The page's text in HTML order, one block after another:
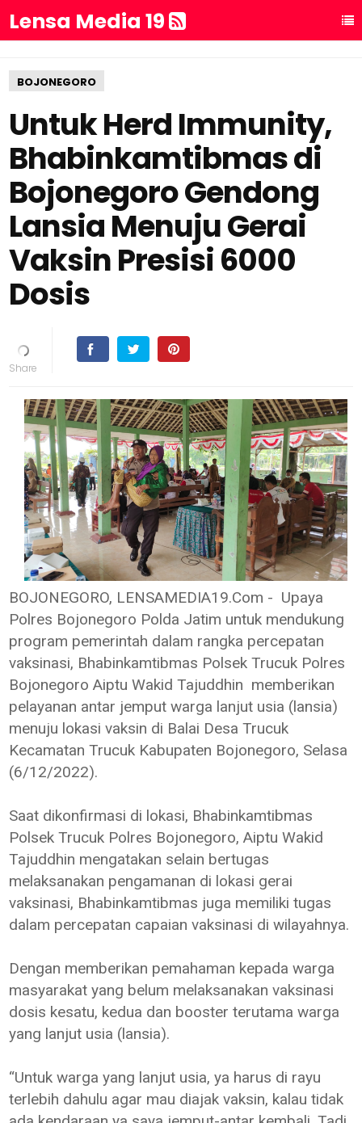
Lensa Media 19
BOJONEGORO
Untuk Herd Immunity,
Bhabinkamtibmas di
Bojonegoro Gendong
Lansia Menuju Gerai
Vaksin Presisi 6000
Dosis
BOJONEGORO, LENSAMEDIA19.Com - Upaya
Polres Bojonegoro Polda Jatim untuk mendukung
program pemerintah dalam rangka percepatan
vaksinasi, Bhabinkamtibmas Polsek Trucuk Polres
Bojonegoro Aiptu Wakid Tajuddhin memberikan
pelayanan antar jemput warga lanjut usia (lansia)
menuju lokasi vaksin di Balai Desa Trucuk
Kecamatan Trucuk Kabupaten Bojonegoro, Selasa
(6/12/2022).
Saat dikonfirmasi di lokasi, Bhabinkamtibmas
Polsek Trucuk Polres Bojonegoro, Aiptu Wakid
Tajuddhin mengatakan selain bertugas
melaksanakan pengamanan di lokasi gerai
vaksinasi, Bhabinkamtibmas juga memiliki tugas
dalam percepatan capaian vaksinasi di wilayahnya.
Dengan memberikan pemahaman kepada warga
masyarakat yang belum melaksanakan vaksinasi
dosis kesatu, kedua dan booster terutama warga
yang lanjut usia (lansia).
“Untuk warga yang lanjut usia, ya harus di rayu
terlebih dahulu agar mau diajak vaksin, kalau tidak